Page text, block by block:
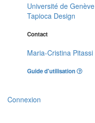
Université de Genève
Tapioca Design
Contact
Maria-Cristina Pitassi
Guide d'utilisation
Connexion